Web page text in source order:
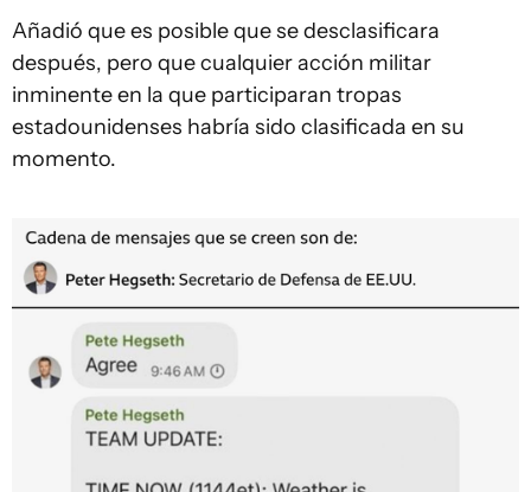
Añadió que es posible que se desclasificara
después, pero que cualquier acción militar
inminente en la que participaran tropas
estadounidenses habría sido clasificada en su
momento.